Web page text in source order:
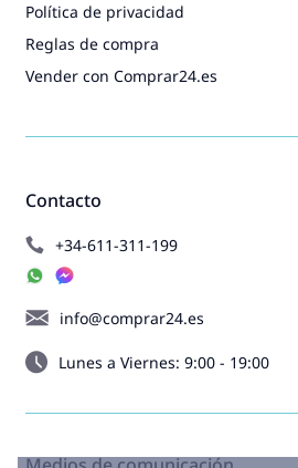
Contacto
+34-611-311-199
info@comprar24.es
Lunes a Viernes: 9:00 - 19:00
Política de privacidad
Reglas de compra
Vender con Comprar24.es